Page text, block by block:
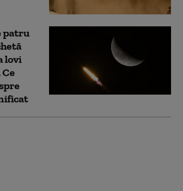
patru
lovi